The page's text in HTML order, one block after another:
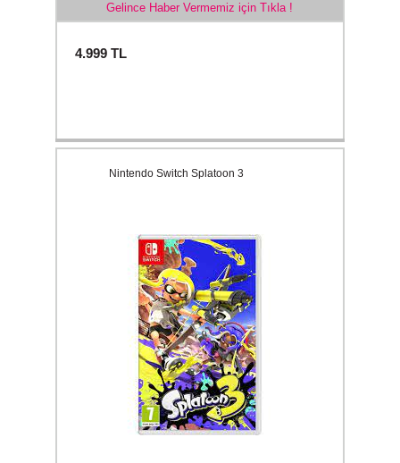
Gelince Haber Vermemiz için Tıkla !
4.999TL
Nintendo Switch Splatoon 3